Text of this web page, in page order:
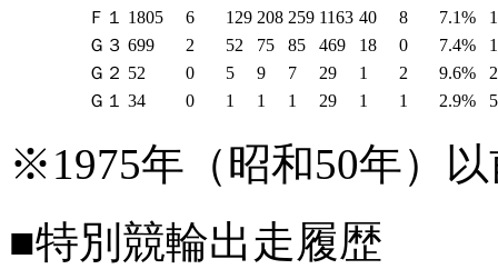
Ｆ１
1805 6 129 208 259 1163 40 8 7.1%
Ｇ３ 699 2 52 75 85 469 18 0 7.4%
Ｇ２ 52 0 5 9 7 29 1 2 9.6%
Ｇ１
34 0 1 1 1 29 1 1 2.9%
※1975年（昭和50年）
■特別競輪出走履歴